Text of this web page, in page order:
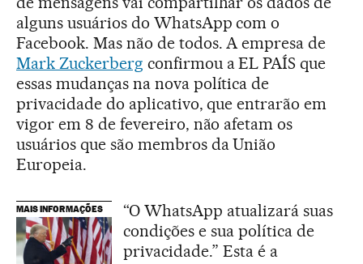
alguns usuários do WhatsApp com o
Facebook. Mas não de todos. A empresa de
Mark Zuckerberg confirmou a EL PAÍS que
essas mudanças na nova política de
privacidade do aplicativo, que entrarão em
vigor em 8 de fevereiro, não afetam os
usuários que são membros da União
Europeia.
MAIS INFORMAÇÕES
“O WhatsApp atualizará suas
condições e sua política de
privacidade.” Esta é a